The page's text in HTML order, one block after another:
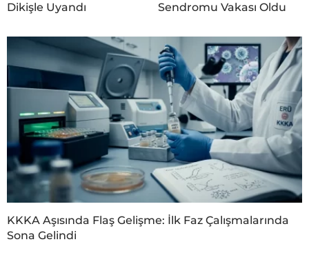
Dikişle Uyandı
Sendromu Vakası Oldu
KKKA Aşısında Flaş Gelişme: İlk Faz Çalışmalarında
Sona Gelindi